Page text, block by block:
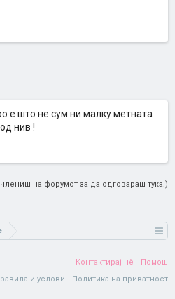
е што не сум ни малку метната
нив !
на форумот за да одговараш тука.)
Контактирај нè
Помош
и услови
Политика на приватност